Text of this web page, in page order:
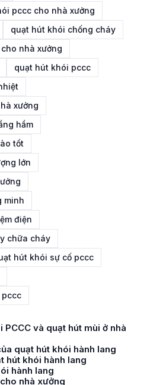
pccc cho nhà xưởng
quạt hút khói chống cháy
nhà xưởng
quạt hút khói pccc
xưởng
hầm
tốt
lớn
minh
điện
chữa cháy
hút khói sự cố pccc
và quạt hút mùi ở nhà
quạt hút khói hành lang
hút khói hành lang
hành lang
nhà xưởng